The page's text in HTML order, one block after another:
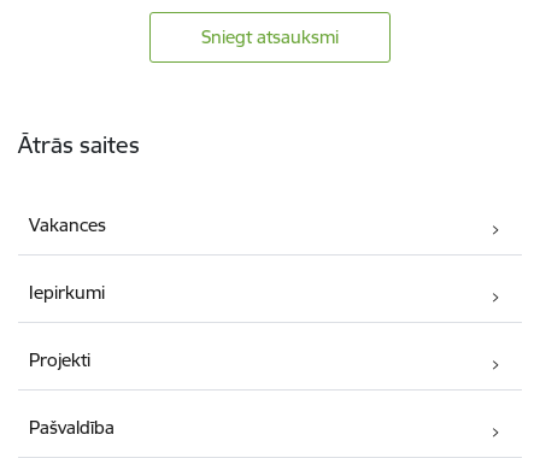
Sniegt atsauksmi
Ātrās saites
Vakances
Iepirkumi
Projekti
Pašvaldība